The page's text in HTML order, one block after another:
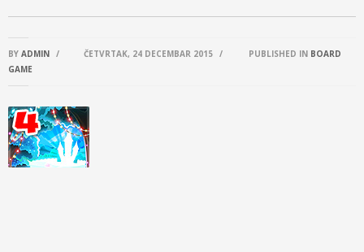
BY ADMIN / ČETVRTAK, 24 DECEMBAR 2015 / PUBLISHED IN BOARD
GAME